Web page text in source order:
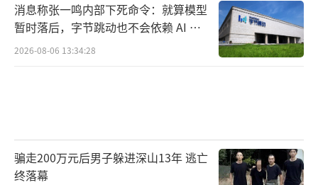
消息称张一鸣内部下死命令：就算模型
暂时落后，字节跳动也不会依赖 AI 蒸
馏技术
2026-08-06 13:34:28
骗走200万元后男子躲进深山13年 逃亡
终落幕